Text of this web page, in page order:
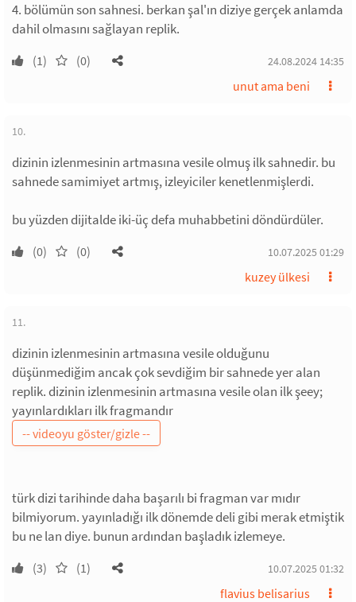
4. bölümün son sahnesi. berkan şal'ın diziye gerçek anlamda
dahil olmasını sağlayan replik.
(1) (0) 24.08.2024 14:35
unut ama beni
10.
dizinin izlenmesinin artmasına vesile olmuş ilk sahnedir. bu
sahnede samimiyet artmış, izleyiciler kenetlenmişlerdi.
bu yüzden dijitalde iki-üç defa muhabbetini döndürdüler.
(0) (0) 10.07.2025 01:29
kuzey ülkesi
11.
dizinin izlenmesinin artmasına vesile olduğunu
düşünmediğim ancak çok sevdiğim bir sahnede yer alan
replik. dizinin izlenmesinin artmasına vesile olan ilk şeey;
yayınlardıkları ilk fragmandır
türk dizi tarihinde daha başarılı bi fragman var mıdır
bilmiyorum. yayınladığı ilk dönemde deli gibi merak etmiştik
bu ne lan diye. bunun ardından başladık izlemeye.
(3) (1) 10.07.2025 01:32
flavius belisarius